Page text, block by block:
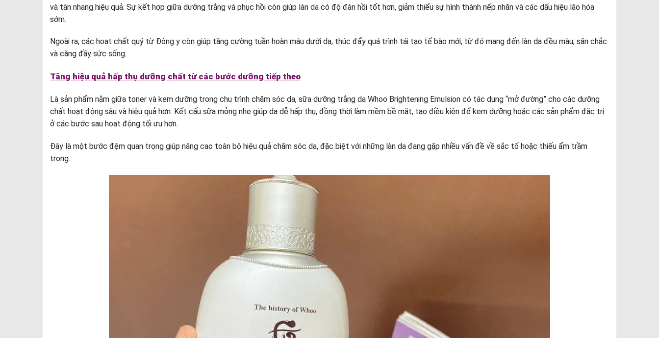
và tàn nhang hiệu quả. Sự kết hợp giữa dưỡng trắng và phục hồi còn giúp làn da có độ đàn hồi tốt hơn, giảm thiểu sự hình thành nếp nhăn và các dấu hiệu lão hóa
sớm.
Ngoài ra, các hoạt chất quý từ Đông y còn giúp tăng cường tuần hoàn máu dưới da, thúc đẩy quá trình tái tạo tế bào mới, từ đó mang đến làn da đều màu, săn chắc
và căng đầy sức sống.
Tăng hiệu quả hấp thụ dưỡng chất từ các bước dưỡng tiếp theo
Là sản phẩm nằm giữa toner và kem dưỡng trong chu trình chăm sóc da, sữa dưỡng trắng da Whoo Brightening Emulsion có tác dụng “mở đường” cho các dưỡng
chất hoạt động sâu và hiệu quả hơn. Kết cấu sữa mỏng nhẹ giúp da dễ hấp thụ, đồng thời làm mềm bề mặt, tạo điều kiện để kem dưỡng hoặc các sản phẩm đặc trị
ở các bước sau hoạt động tối ưu hơn.
Đây là một bước đệm quan trọng giúp nâng cao toàn bộ hiệu quả chăm sóc da, đặc biệt với những làn da đang gặp nhiều vấn đề về sắc tố hoặc thiếu ẩm trầm
trọng.